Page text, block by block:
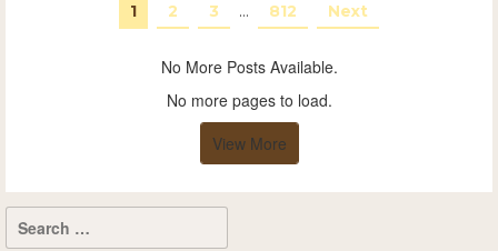
1 2 3 … 812 Next
No More Posts Available.
No more pages to load.
View More